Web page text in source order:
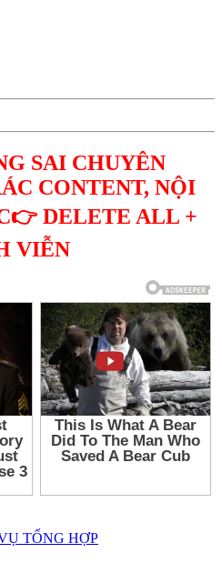
SAI CHUYÊN
CONTENT, NỘI
DELETE ALL +
VIỄN
TỔNG HỢP